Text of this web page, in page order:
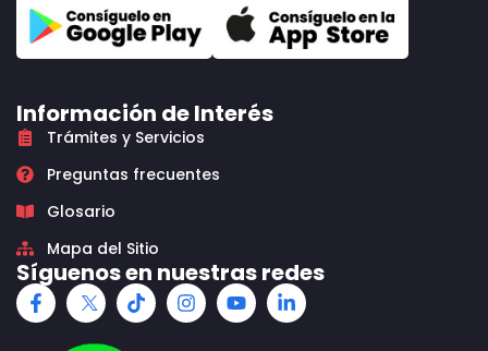
Información de Interés
Trámites y Servicios
Preguntas frecuentes
Glosario
Mapa del Sitio
Síguenos en nuestras redes